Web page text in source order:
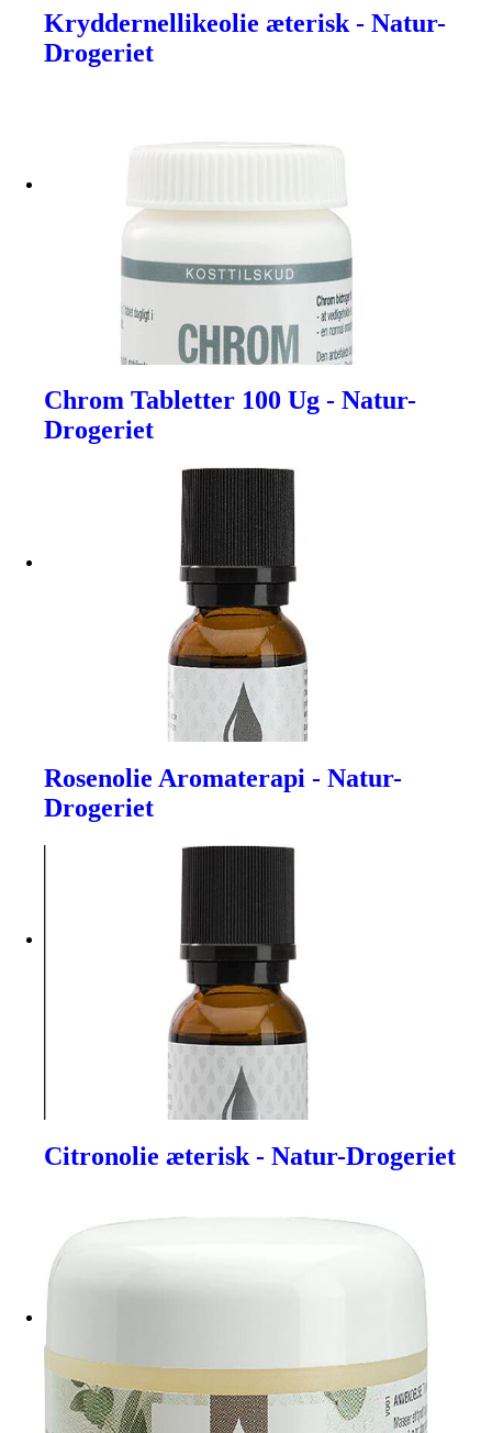
Kryddernellikeolie æterisk - Natur-
Drogeriet
Chrom Tabletter 100 Ug - Natur-
Drogeriet
Rosenolie Aromaterapi - Natur-
Drogeriet
Citronolie æterisk - Natur-Drogeriet